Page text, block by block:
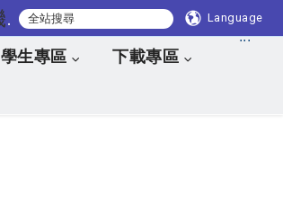
國立虎尾科技大學 機械與電腦輔助工程系 Language
:::
學生專區 下載專區